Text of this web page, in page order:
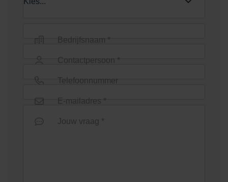
Bedrijfsnaam *
Contactpersoon *
Telefoonnummer
E-mailadres *
Jouw vraag *